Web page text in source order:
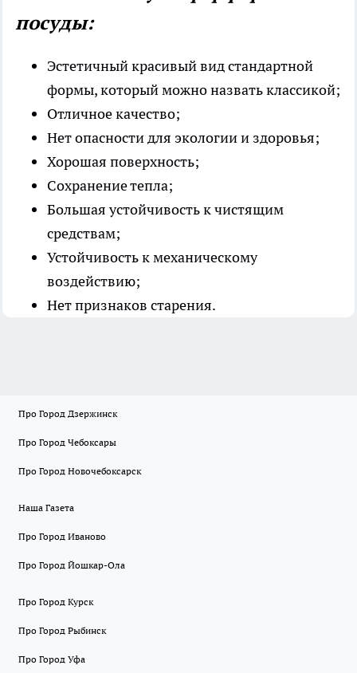
посуды:
Эстетичный красивый вид стандартной
формы, который можно назвать классикой;
Отличное качество;
Нет опасности для экологии и здоровья;
Хорошая поверхность;
Сохранение тепла;
Большая устойчивость к чистящим
средствам;
Устойчивость к механическому
воздействию;
Нет признаков старения.
Про Город Дзержинск
Про Город Чебоксары
Про Город Новочебоксарск
Наша Газета
Про Город Иваново
Про Город Йошкар-Ола
Про Город Курск
Про Город Рыбинск
Про Город Уфа